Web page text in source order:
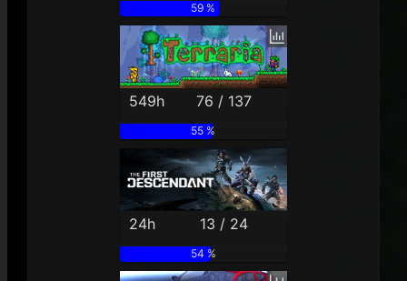
59 %
549h 76 / 137
55 %
24h 13 / 24
54 %